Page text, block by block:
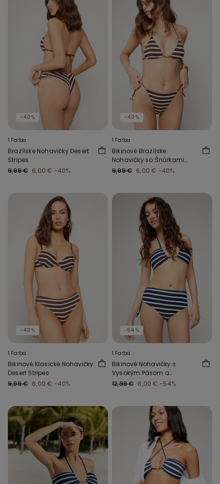
-40%
1 Farba
Brazílske Nohavičky Desert
Stripes
9,99 € 6,00 € -40%
-40%
1 Farba
Bikinové Brazílske
Nohavičky so Šnúrkami
Desert Stripes
9,99 € 6,00 € -40%
-40%
1 Farba
Bikinové Klasické Nohavičky
Desert Stripes
9,99 € 6,00 € -40%
-54%
1 Farba
Bikinové Nohavičky s
Vysokým Pásom a
Riasením Sailor Stripes
12,99 € 6,00 € -54%